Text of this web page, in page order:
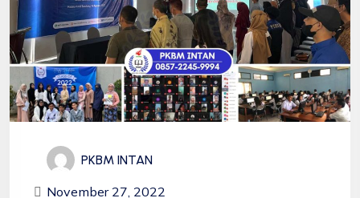
PKBM INTAN
November 27, 2022